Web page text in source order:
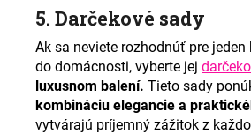
5. Darčekové sady
Ak sa neviete rozhodnúť pre
do domácnosti, vyberte jej
luxusnom balení. Tieto sady
kombináciu elegancie a
vytvárajú príjemný zážitok z